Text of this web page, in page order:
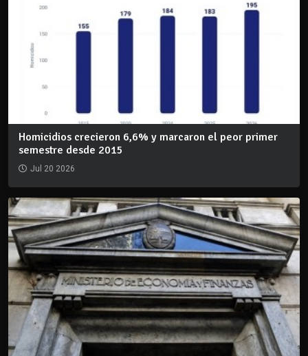
Homicidios crecieron 6,6% y marcaron el peor primer
semestre desde 2015
Jul 20 2026